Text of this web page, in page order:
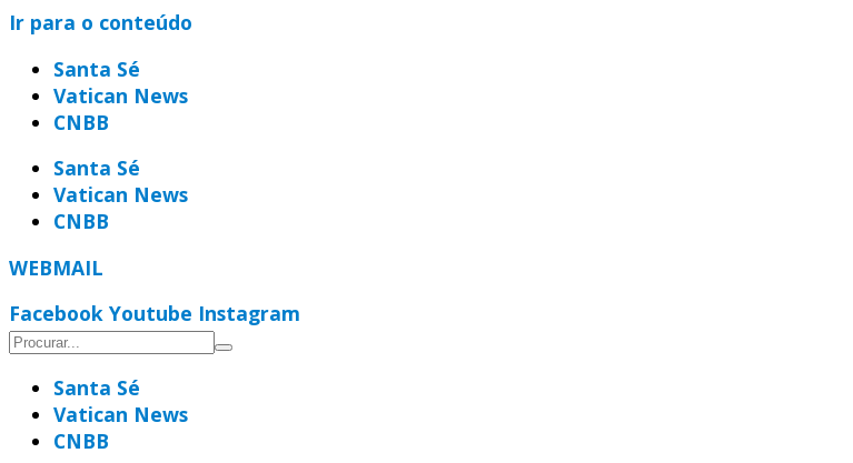
Ir para o conteúdo
Santa Sé
Vatican News
CNBB
Santa Sé
Vatican News
CNBB
WEBMAIL
Facebook Youtube Instagram
Santa Sé
Vatican News
CNBB